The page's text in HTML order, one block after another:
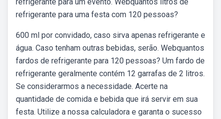
refrigerante para uma festa com 120 pessoas?
600 ml por convidado, caso sirva apenas refrigerante e
água. Caso tenham outras bebidas, serão. Webquantos
fardos de refrigerante para 120 pessoas? Um fardo de
refrigerante geralmente contém 12 garrafas de 2 litros.
Se considerarmos a necessidade. Acerte na
quantidade de comida e bebida que irá servir em sua
festa. Utilize a nossa calculadora e garanta o sucesso